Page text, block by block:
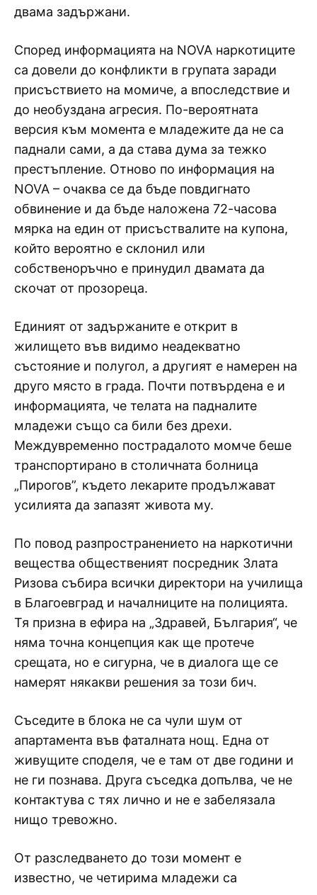
двама задържани.
Според информацията на NOVA наркотиците
са довели до конфликти в групата заради
присъствието на момиче, а впоследствие и
до необуздана агресия. По-вероятната
версия към момента е младежите да не са
паднали сами, а да става дума за тежко
престъпление. Отново по информация на
NOVA – oчаква се да бъде повдигнато
обвинение и да бъде наложена 72-часова
мярка на един от присъствалите на купона,
който вероятно е склонил или
собственоръчно е принудил двамата да
скочат от прозореца.
Единият от задържаните е открит в
жилището във видимо неадекватно
състояние и полугол, а другият е намерен на
друго място в града. Почти потвърдена е и
информацията, че телата на падналите
младежи също са били без дрехи.
Междувременно пострадалото момче беше
транспортирано в столичната болница
„Пирогов”, където лекарите продължават
усилията да запазят живота му.
По повод разпространението на наркотични
вещества общественият посредник Злата
Ризова събира всички директори на училища
в Благоевград и началниците на полицията.
Тя призна в ефира на „Здравей, България“, че
няма точна концепция как ще протече
срещата, но е сигурна, че в диалога ще се
намерят някакви решения за този бич.
Съседите в блока не са чули шум от
апартамента във фаталната нощ. Една от
живущите споделя, че е там от две години и
не ги познава. Друга съседка допълва, че не
контактува с тях лично и не е забелязала
нищо тревожно.
От разследването до този момент е
известно, че четирима младежи са